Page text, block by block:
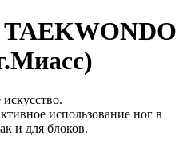
использование ног в
и для блоков.